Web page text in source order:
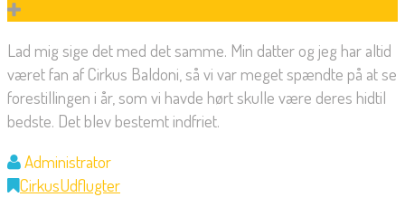
Lad mig sige det med det samme. Min datter og jeg har altid
været fan af Cirkus Baldoni, så vi var meget spændte på at se
forestillingen i år, som vi havde hørt skulle være deres hidtil
bedste. Det blev bestemt indfriet.
Administrator
CirkusUdflugter